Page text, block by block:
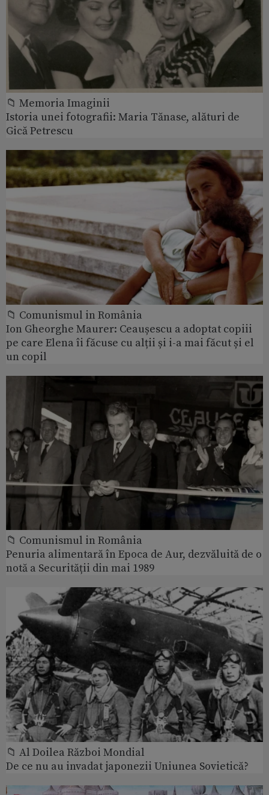
📁 Memoria Imaginii
Istoria unei fotografii: Maria Tănase, alături de
Gică Petrescu
📁 Comunismul in România
Ion Gheorghe Maurer: Ceaușescu a adoptat copiii
pe care Elena îi făcuse cu alții și i-a mai făcut și el
un copil
📁 Comunismul in România
Penuria alimentară în Epoca de Aur, dezvăluită de o
notă a Securității din mai 1989
📁 Al Doilea Război Mondial
De ce nu au invadat japonezii Uniunea Sovietică?